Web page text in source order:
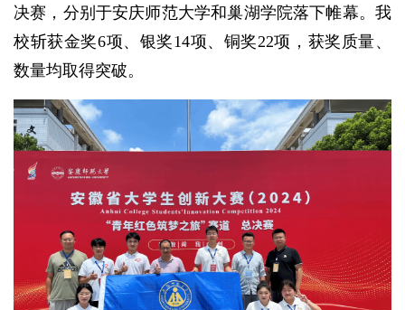
决赛，分别于安庆师范大学和巢湖学院落下帷幕。我
校斩获金奖6项、银奖14项、铜奖22项，获奖质量、
数量均取得突破。